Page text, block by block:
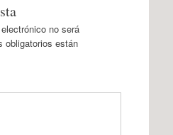
no será
obligatorios están